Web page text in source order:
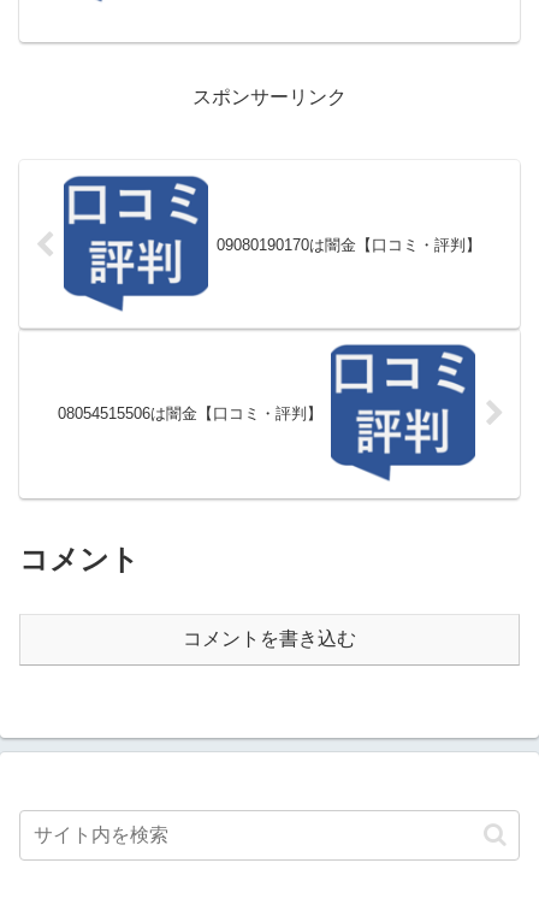
スポンサーリンク
09080190170は闇金【口コミ・評判】
08054515506は闇金【口コミ・評判】
コメント
コメントを書き込む